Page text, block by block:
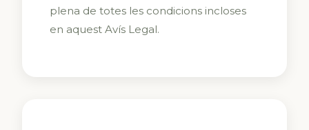
plena de totes les condicions incloses
en aquest Avís Legal.